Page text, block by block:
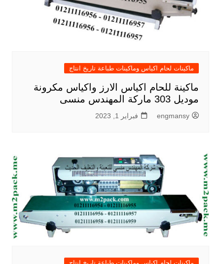
ماكينات لحام اكياس وماكينات طباعة تاريخ انتاج
ماكينة للحام اكياس الارز واكياس مكرونة
موديل 303 ماركة المهندس منسى
engmansy فبراير 1, 2023